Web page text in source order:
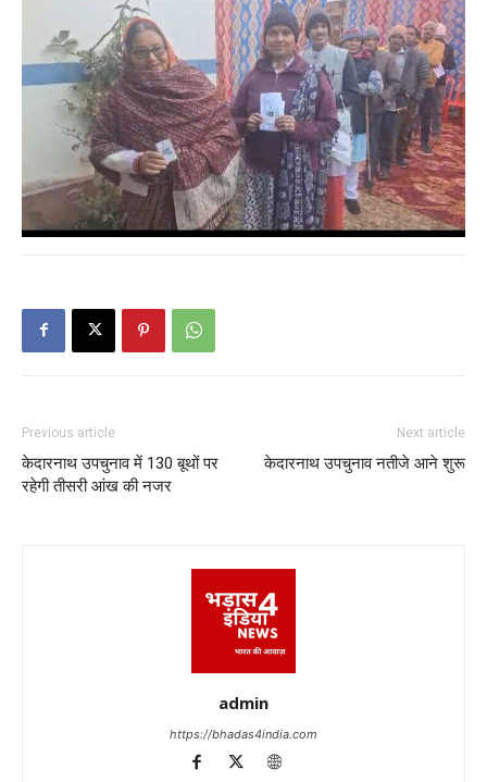
Previous article
केदारनाथ उपचुनाव में 130 बूथों पर
रहेगी तीसरी आंख की नजर
Next article
केदारनाथ उपचुनाव नतीजे आने शुरू
admin
https://bhadas4india.com